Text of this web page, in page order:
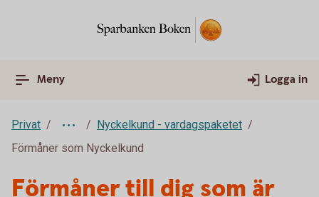
Meny Logga in
Privat
Nyckelkund - vardagspaketet
Förmåner som Nyckelkund
Förmåner till dig som är